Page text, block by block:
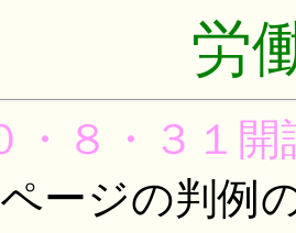
労
・８・３１
ージの判例